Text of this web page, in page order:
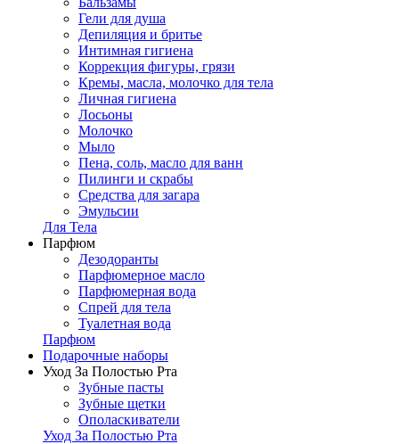
Гели для душа
Депиляция и бритье
Интимная гигиена
Коррекция фигуры, грязи
Кремы, масла, молочко для тела
Личная гигиена
Лосьоны
Молочко
Мыло
Пена, соль, масло для ванн
Пилинги и скрабы
Средства для загара
Эмульсии
Для Тела
Парфюм
Дезодоранты
Парфюмерное масло
Парфюмерная вода
Спрей для тела
Туалетная вода
Парфюм
Подарочные наборы
Уход За Полостью Рта
Зубные пасты
Зубные щетки
Ополаскиватели
Уход За Полостью Рта